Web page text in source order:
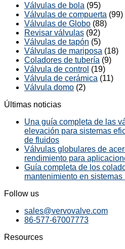
Válvulas de bola (95)
Válvulas de compuerta (99)
Válvulas de Globo (88)
Revisar válvulas (92)
Válvulas de tapón (5)
Válvulas de mariposa (18)
Coladores de tubería (9)
Válvula de control (19)
Válvula de cerámica (11)
Válvula domo (2)
Últimas noticias
Una guía completa de las
elevación para sistemas
de fluidos
Válvulas globulares de
rendimiento para
Guía completa de los
mantenimiento en
Follow us
sales@vervovalve.com
86-577-67007773
Resources